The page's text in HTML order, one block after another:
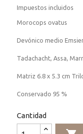
Impuestos incluidos
Morocops ovatus
Devónico medio
Tadachacht, Assa,
Matriz 6.8 x 5.3 cm
Conservado 95 %
Cantidad